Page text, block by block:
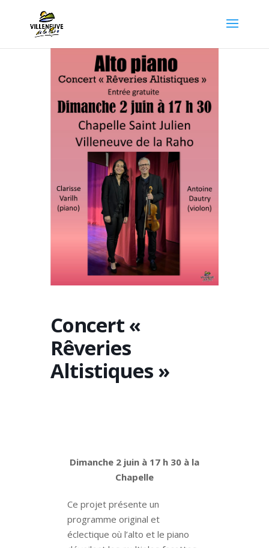
Concert «
Rêveries
Altistiques »
Dimanche 2 juin à 17 h 30 à la
Chapelle
Ce projet présente un
programme original et
éclectique où l’alto et le piano